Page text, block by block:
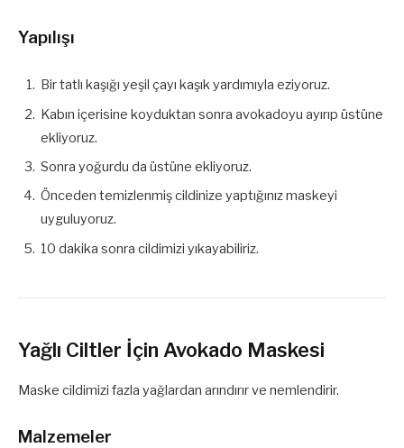
Yapılışı
Bir tatlı kaşığı yeşil çayı kaşık yardımıyla eziyoruz.
Kabın içerisine koyduktan sonra avokadoyu ayırıp üstüne
ekliyoruz.
Sonra yoğurdu da üstüne ekliyoruz.
Önceden temizlenmiş cildinize yaptığınız maskeyi
uyguluyoruz.
10 dakika sonra cildimizi yıkayabiliriz.
Yağlı Ciltler İçin Avokado Maskesi
Maske cildimizi fazla yağlardan arındırır ve nemlendirir.
Malzemeler